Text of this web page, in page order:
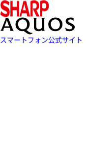
スマートフォン公式サイト